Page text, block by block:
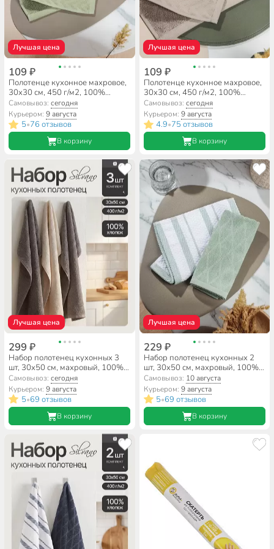
Лучшая цена
109 ₽
Полотенце кухонное махровое,
30х30 см, 450 г/м2, 100%
хлопок, Silvano, Navy, серо-
зеленое, Узбекистан
Самовывоз:сегодня
Курьером:9 августа
5•76 отзывов
В корзину
Лучшая цена
109 ₽
Полотенце кухонное махровое,
30х30 см, 450 г/м2, 100%
хлопок, Silvano, Navy,
коричневое, Узбекистан
Самовывоз: сегодня
Курьером: 9 августа
4.9•75 отзывов
В корзину
Лучшая цена
299 ₽
Набор полотенец кухонных 3
шт, 30х50 см, махровый, 100%
хлопок, 400 г/м2, Silvano,
Пыльца, пудрово-бежевый,
Узбекистан
Самовывоз:сегодня
Курьером:9 августа
5•69 отзывов
В корзину
Лучшая цена
229 ₽
Набор полотенец кухонных 2
шт, 30х50 см, махровый, 100%
хлопок, 400 г/м2, Silvano, Piano,
серо-зеленый, Узбекистан
Самовывоз: 10 августа
Курьером: 9 августа
5•69 отзывов
В корзину